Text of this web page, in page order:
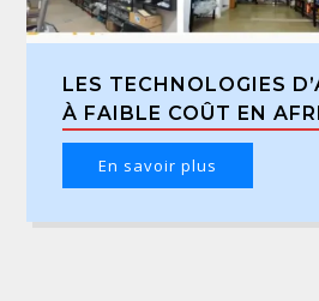
LES TECHNOLOGIES
À FAIBLE COÛT EN
En savoir plus